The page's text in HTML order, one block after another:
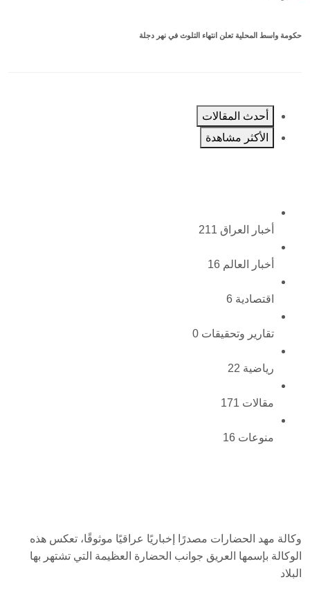
حكومة واسط المحلية تعلن انتهاء التلوث في نهر دجلة
أحدث المقالات
الأكثر مشاهدة
أخبار العراق 211
أخبار العالم 16
اقتصادية 6
تقارير وتحقيقات 0
رياضية 22
مقالات 171
منوعات 16
وكالة مهد الحضارات مصدرًا إخباريًا عراقيًا موثوقًا، تعكس هذه
الوكالة بإسمها العريق جوانب الحضارة العظيمة التي تشتهر بها
البلاد